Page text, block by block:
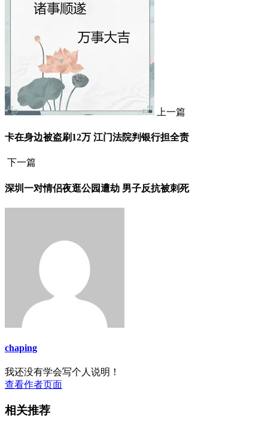
上一篇
卡在身边被盗刷12万 江门法院判银行担全责
下一篇
深圳一对情侣夜逛公园遭劫 男子反抗被刺死
chaping
我还没有学会写个人说明！
查看作者页面
相关推荐